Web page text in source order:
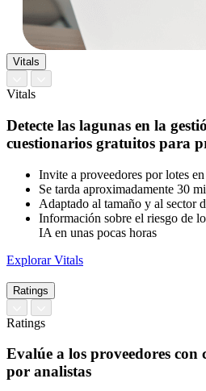
Vitals
Vitals
Detecte las lagunas en la
cuestionarios gratuitos para
Invite a proveedores por lotes
Se tarda aproximadamente 30
Adaptado al tamaño y al sector
Información sobre el riesgo de
IA en unas pocas horas
Explorar Vitals
Ratings
Ratings
Evalúe a los proveedores con
por analistas